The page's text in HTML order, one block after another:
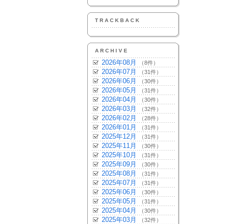
TRACKBACK
ARCHIVE
2026年08月 （8件）
2026年07月 （31件）
2026年06月 （30件）
2026年05月 （31件）
2026年04月 （30件）
2026年03月 （32件）
2026年02月 （28件）
2026年01月 （31件）
2025年12月 （31件）
2025年11月 （30件）
2025年10月 （31件）
2025年09月 （30件）
2025年08月 （31件）
2025年07月 （31件）
2025年06月 （30件）
2025年05月 （31件）
2025年04月 （30件）
2025年03月 （32件）